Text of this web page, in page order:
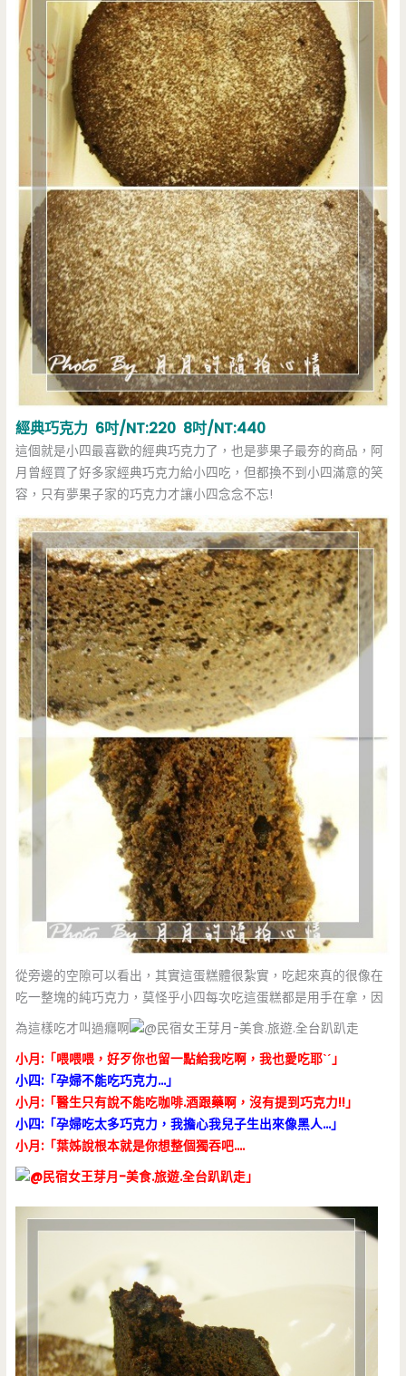
經典巧克力 6吋/NT:220 8吋/NT:440
這個就是小四最喜歡的經典巧克力了，也是夢果子最夯的商品，阿
月曾經買了好多家經典巧克力給小四吃，但都換不到小四滿意的笑
容，只有夢果子家的巧克力才讓小四念念不忘!
從旁邊的空隙可以看出，其實這蛋糕體很紮實，吃起來真的很像在
吃一整塊的純巧克力，莫怪乎小四每次吃這蛋糕都是用手在拿，因
為這樣吃才叫過癮啊
小月:「喂喂喂，好歹你也留一點給我吃啊，我也愛吃耶ˋˊ」
小四:「孕婦不能吃巧克力…」
小月:「醫生只有說不能吃咖啡.酒跟藥啊，沒有提到巧克力!!」
小四:「孕婦吃太多巧克力，我擔心我兒子生出來像黑人…」
小月:「葉姊說根本就是你想整個獨吞吧….
」